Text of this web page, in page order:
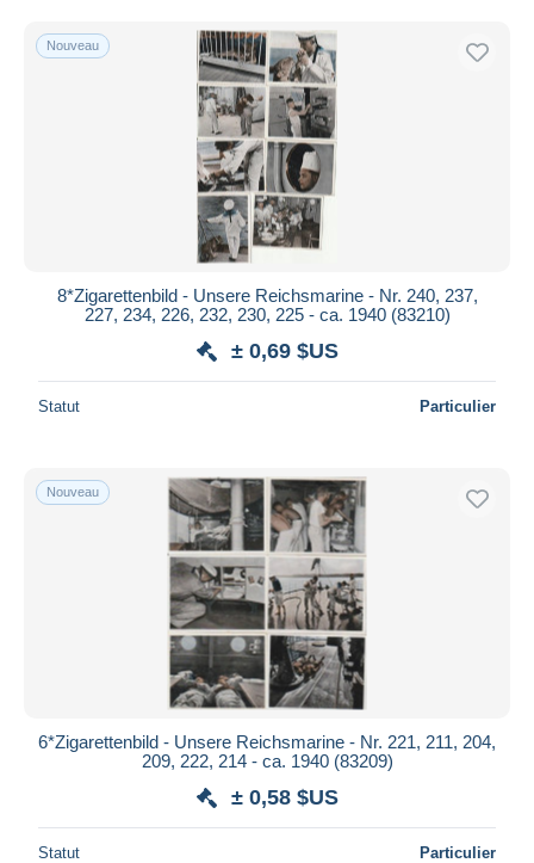
Taddy
10
Autres & non classés
Livraison gratuite
Méthodes de paiement
Virement bancaire
Mastercard
Bancontact
iDeal
Maestro
Résidence du vendeur
Appliquer
Nouveau
8*Zigarettenbild - Unsere Reichsmarine - Nr. 240, 237,
227, 234, 226, 232, 230, 225 - ca. 1940 (83210)
± 0,69 $US
Statut Particulier
Nouveau
6*Zigarettenbild - Unsere Reichsmarine - Nr. 221, 211, 204,
209, 222, 214 - ca. 1940 (83209)
± 0,58 $US
Statut Particulier